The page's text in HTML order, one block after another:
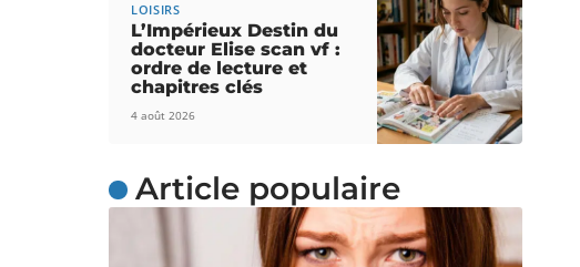
LOISIRS
L’Impérieux Destin du
docteur Elise scan vf :
ordre de lecture et
chapitres clés
4 août 2026
Article populaire